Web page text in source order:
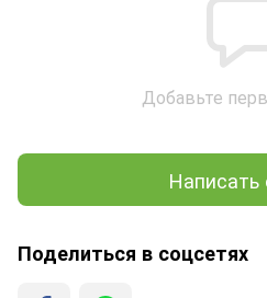
Добавьте
Написать
Поделиться в соцсетях